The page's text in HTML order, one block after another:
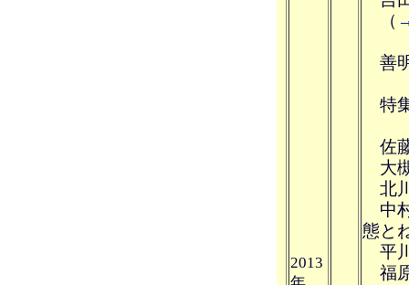
2013
（
善
特
佐
大
北
中
態と
平
福